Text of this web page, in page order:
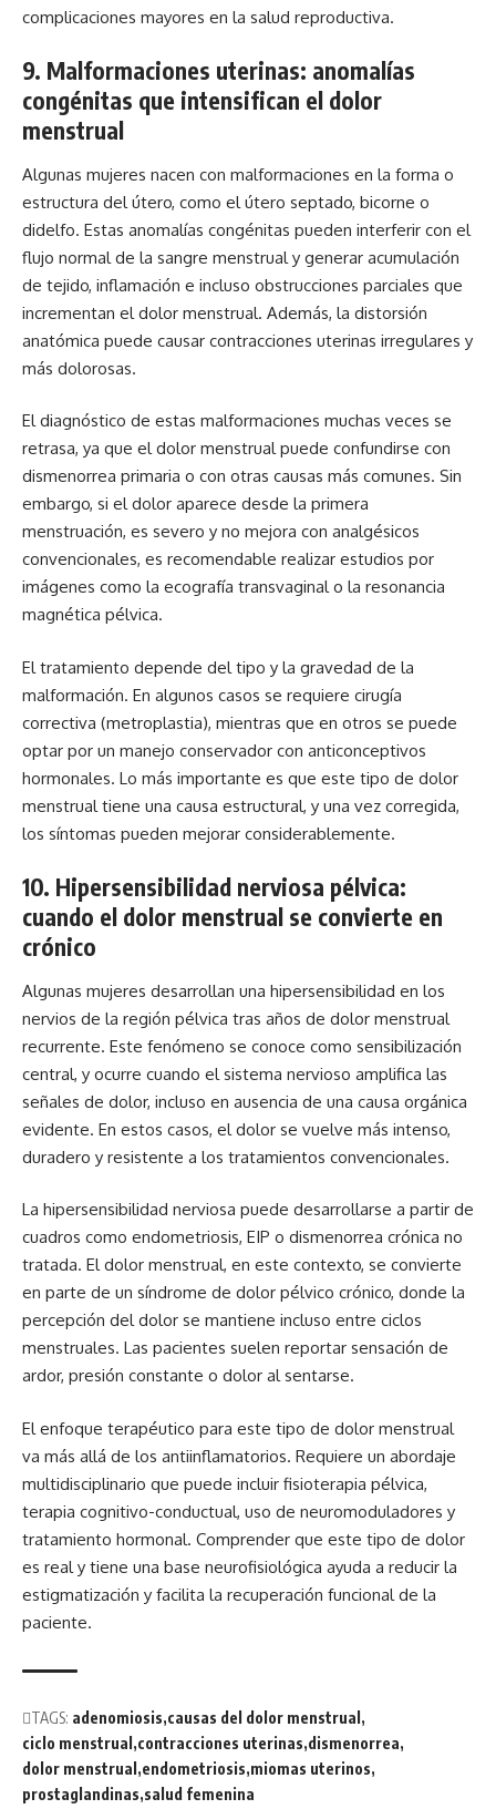
complicaciones mayores en la salud reproductiva.
9. Malformaciones uterinas: anomalías
congénitas que intensifican el dolor
menstrual
Algunas mujeres nacen con malformaciones en la forma o
estructura del útero, como el útero septado, bicorne o
didelfo. Estas anomalías congénitas pueden interferir con el
flujo normal de la sangre menstrual y generar acumulación
de tejido, inflamación e incluso obstrucciones parciales que
incrementan el dolor menstrual. Además, la distorsión
anatómica puede causar contracciones uterinas irregulares y
más dolorosas.
El diagnóstico de estas malformaciones muchas veces se
retrasa, ya que el dolor menstrual puede confundirse con
dismenorrea primaria o con otras causas más comunes. Sin
embargo, si el dolor aparece desde la primera
menstruación, es severo y no mejora con analgésicos
convencionales, es recomendable realizar estudios por
imágenes como la ecografía transvaginal o la resonancia
magnética pélvica.
El tratamiento depende del tipo y la gravedad de la
malformación. En algunos casos se requiere cirugía
correctiva (metroplastia), mientras que en otros se puede
optar por un manejo conservador con anticonceptivos
hormonales. Lo más importante es que este tipo de dolor
menstrual tiene una causa estructural, y una vez corregida,
los síntomas pueden mejorar considerablemente.
10. Hipersensibilidad nerviosa pélvica:
cuando el dolor menstrual se convierte en
crónico
Algunas mujeres desarrollan una hipersensibilidad en los
nervios de la región pélvica tras años de dolor menstrual
recurrente. Este fenómeno se conoce como sensibilización
central, y ocurre cuando el sistema nervioso amplifica las
señales de dolor, incluso en ausencia de una causa orgánica
evidente. En estos casos, el dolor se vuelve más intenso,
duradero y resistente a los tratamientos convencionales.
La hipersensibilidad nerviosa puede desarrollarse a partir de
cuadros como endometriosis, EIP o dismenorrea crónica no
tratada. El dolor menstrual, en este contexto, se convierte
en parte de un síndrome de dolor pélvico crónico, donde la
percepción del dolor se mantiene incluso entre ciclos
menstruales. Las pacientes suelen reportar sensación de
ardor, presión constante o dolor al sentarse.
El enfoque terapéutico para este tipo de dolor menstrual
va más allá de los antiinflamatorios. Requiere un abordaje
multidisciplinario que puede incluir fisioterapia pélvica,
terapia cognitivo-conductual, uso de neuromoduladores y
tratamiento hormonal. Comprender que este tipo de dolor
es real y tiene una base neurofisiológica ayuda a reducir la
estigmatización y facilita la recuperación funcional de la
paciente.
TAGS: adenomiosis causas del dolor menstrual
ciclo menstrual contracciones uterinas dismenorrea
dolor menstrual endometriosis miomas uterinos
prostaglandinas salud femenina